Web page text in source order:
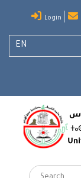
content
Login
EN
Search: